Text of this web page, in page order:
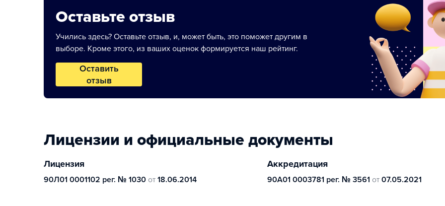
Оставьте отзыв
Учились здесь? Оставьте отзыв, и, может быть, это поможет другим в
выборе. Кроме этого, из ваших оценок формируется наш рейтинг.
Оставить
отзыв
Лицензии и официальные документы
Лицензия
90Л01 0001102 рег. № 1030 от 18.06.2014
Аккредитация
90А01 0003781 рег. № 3561 от 07.05.2021